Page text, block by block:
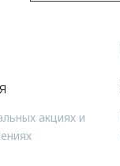
акциях и